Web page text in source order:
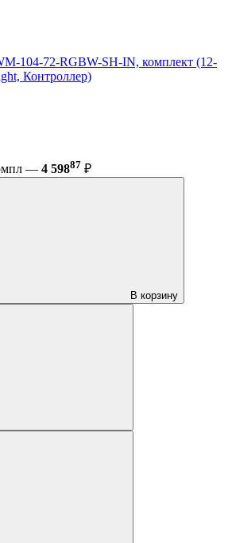
104-72-RGBW-SH-IN, комплект (12-
Контроллер)
— 4 59887 ₽
В корзину